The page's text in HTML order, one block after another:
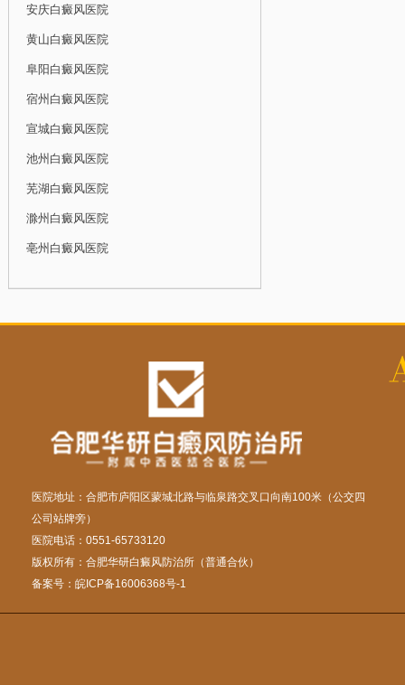
安庆白癜风医院
黄山白癜风医院
阜阳白癜风医院
宿州白癜风医院
宣城白癜风医院
池州白癜风医院
芜湖白癜风医院
滁州白癜风医院
亳州白癜风医院
医院地址：合肥市庐阳区蒙城北路与临泉路交叉口向南100米（公交四
公司站牌旁）
医院电话：0551-65733120
版权所有：合肥华研白癜风防治所（普通合伙）
备案号： 皖ICP备16006368号-1